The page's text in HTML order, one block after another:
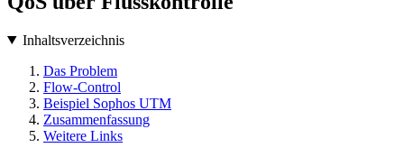
Inhaltsverzeichnis
Das Problem
Flow-Control
Beispiel Sophos UTM
Zusammenfassung
Weitere Links